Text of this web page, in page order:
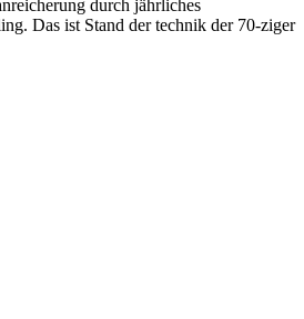
durch jährliches
Das ist Stand der technik der 70-ziger